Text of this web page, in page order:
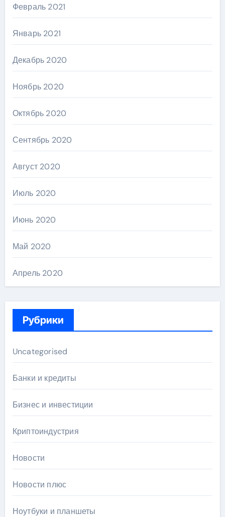
Февраль 2021
Январь 2021
Декабрь 2020
Ноябрь 2020
Октябрь 2020
Сентябрь 2020
Август 2020
Июль 2020
Июнь 2020
Май 2020
Апрель 2020
Рубрики
Uncategorised
Банки и кредиты
Бизнес и инвестиции
Криптоиндустрия
Новости
Новости плюс
Ноутбуки и планшеты